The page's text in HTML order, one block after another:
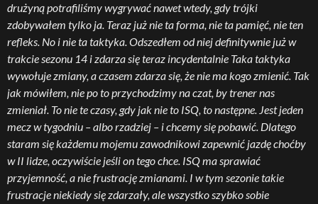
drużyną potrafiliśmy wygrywać nawet wtedy, gdy trójki
zdobywałem tylko ja. Teraz już nie ta forma, nie ta pamięć, nie ten
refleks. No i nie ta taktyka. Odszedłem od niej definitywnie już w
trakcie sezonu 14 i zdarza się teraz incydentalnie Taka taktyka
wywołuje zmiany, a czasem zdarza się, że nie ma kogo zmienić. Tak
jak mówiłem, nie po to przychodzimy na czat, by trener nas
zmieniał. To nie te czasy, gdy jak nie to ISQ, to następne. Jest jeden
mecz w tygodniu – albo rzadziej – i chcemy się pobawić. Dlatego
staram się każdemu mojemu zawodnikowi zapewnić jazdę choćby
w II lidze, oczywiście jeśli on tego chce. ISQ ma sprawiać
przyjemność, a nie frustrację zmianami. I w tym sezonie takie
frustracje niekiedy się zdarzały, ale wszystko szybko sobie